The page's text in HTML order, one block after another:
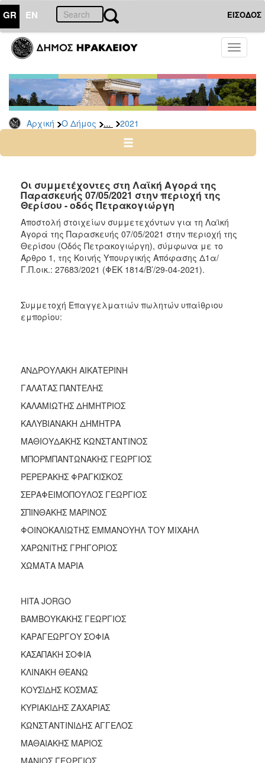
GR EN ΕΙΣΟΔΟΣ
Toggle
Αρχική Ο Δήμος ... 2021
ΔΗΜΟΣ
Δελτία
Τύπου
Αρχείο
2026
2024
2022
2020
2019
2018
2016
2015
2011
2010
2006
ΤΟΠΟΣ
ΠΟΛΙΤΙΣΜΟΣ
ΠΟΛΗ
Οι συμμετέχοντες στη Λαϊκή Αγορά της
Παρασκευής 07/05/2021 στην περιοχή της
Θερίσου - οδός Πετρακογιώργη
Αποστολή στοιχείων συμμετεχόντων για τη Λαϊκή
Αγορά της Παρασκευής 07/05/2021 στην περιοχή της
Θερίσου (Οδός Πετρακογιώργη), σύμφωνα με το
Άρθρο 1, της Κοινής Υπουργικής Απόφασης Δ1α/
Γ.Π.οικ.: 27683/2021 (ΦΕΚ 1814/Β’/29-04-2021).
Συμμετοχή Επαγγελματιών πωλητών υπαίθριου
εμπορίου:
ΑΝΔΡΟΥΛΑΚΗ ΑΙΚΑΤΕΡΙΝΗ
ΓΑΛΑΤΑΣ ΠΑΝΤΕΛΗΣ
ΚΑΛΑΜΙΩΤΗΣ ΔΗΜΗΤΡΙΟΣ
ΚΑΛΥΒΙΑΝΑΚΗ ΔΗΜΗΤΡΑ
ΜΑΘΙΟΥΔΑΚΗΣ ΚΩΝΣΤΑΝΤΙΝΟΣ
ΜΠΟΡΜΠΑΝΤΩΝΑΚΗΣ ΓΕΩΡΓΙΟΣ
ΡΕΡΕΡΑΚΗΣ ΦΡΑΓΚΙΣΚΟΣ
ΣΕΡΑΦΕΙΜΟΠΟΥΛΟΣ ΓΕΩΡΓΙΟΣ
ΣΠΙΝΘΑΚΗΣ ΜΑΡΙΝΟΣ
ΦΟΙΝΟΚΑΛΙΩΤΗΣ ΕΜΜΑΝΟΥΗΛ ΤΟΥ ΜΙΧΑΗΛ
ΧΑΡΩΝΙΤΗΣ ΓΡΗΓΟΡΙΟΣ
ΧΩΜΑΤΑ ΜΑΡΙΑ
HITA JORGO
ΒΑΜΒΟΥΚΑΚΗΣ ΓΕΩΡΓΙΟΣ
ΚΑΡΑΓΕΩΡΓΟΥ ΣΟΦΙΑ
ΚΑΣΑΠΑΚΗ ΣΟΦΙΑ
ΚΛΙΝΑΚΗ ΘΕΑΝΩ
ΚΟΥΣΙΔΗΣ ΚΟΣΜΑΣ
ΚΥΡΙΑΚΙΔΗΣ ΖΑΧΑΡΙΑΣ
ΚΩΝΣΤΑΝΤΙΝΙΔΗΣ ΑΓΓΕΛΟΣ
ΜΑΘΑΙΑΚΗΣ ΜΑΡΙΟΣ
ΜΑΝΙΟΣ ΓΕΩΡΓΙΟΣ